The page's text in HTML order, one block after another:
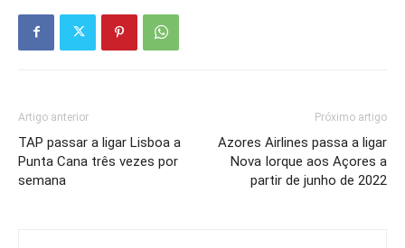
Artigo anterior
TAP passar a ligar Lisboa a
Punta Cana três vezes por
semana
Próximo artigo
Azores Airlines passa a ligar
Nova Iorque aos Açores a
partir de junho de 2022